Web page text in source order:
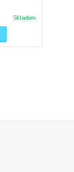
Skladom